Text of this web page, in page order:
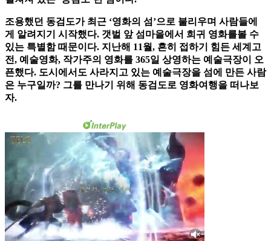
조용했던 동검도가 최근 ‘영화의 섬’으로 불리우며 사람들에
게 알려지기 시작했다. 갯벌 앞 섬마을에서 희귀 영화를볼 수
있는 특별함 때문이다. 지난해 11월, 흔히 접하기 힘든 세계고
전, 예술영화, 작가주의 영화를 365일 상영하는 예술극장이 오
픈했다. 도시에서도 사라지고 있는 예술극장을 섬에 만든 사람
은 누구일까? 그를 만나기 위해 동검도로 영화여행을 떠나보
자.